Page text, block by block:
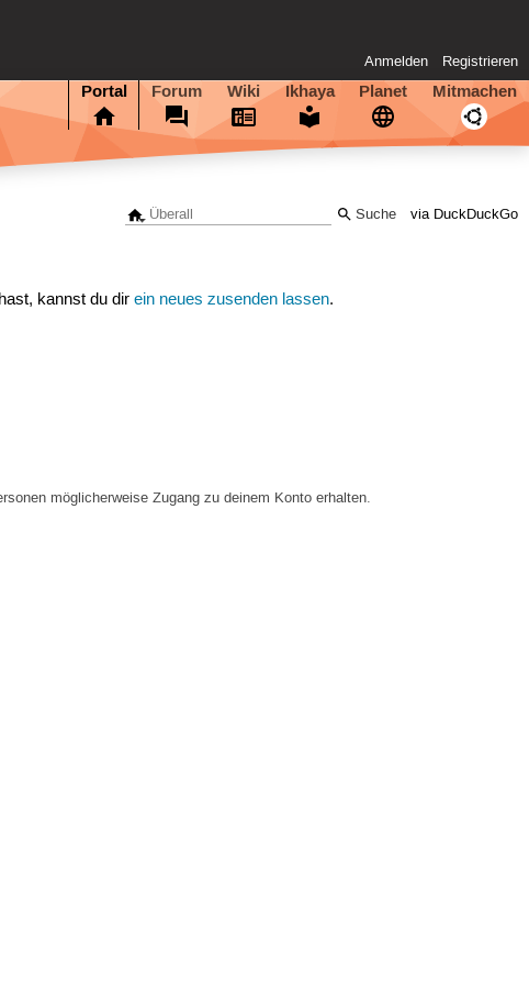
Anmelden Registrieren
Portal Forum Wiki Ikhaya Planet Mitmachen
via DuckDuckGo
kannst du direin neues zusenden lassen.
möglicherweise Zugang zu deinem Konto erhalten.